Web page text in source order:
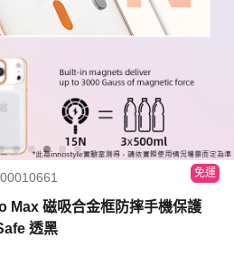
免運
磁吸合金框防摔手機保護
透黑